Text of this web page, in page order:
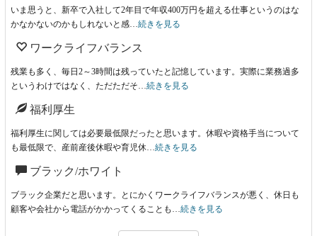
いま思うと、新卒で入社して2年目で年収400万円を超える仕事というのはな
かなかないのかもしれないと感…続きを見る
ワークライフバランス
残業も多く、毎日2～3時間は残っていたと記憶しています。実際に業務過多
というわけではなく、ただただそ…続きを見る
福利厚生
福利厚生に関しては必要最低限だったと思います。休暇や資格手当について
も最低限で、産前産後休暇や育児休…続きを見る
ブラック/ホワイト
ブラック企業だと思います。とにかくワークライフバランスが悪く、休日も
顧客や会社から電話がかかってくることも…続きを見る